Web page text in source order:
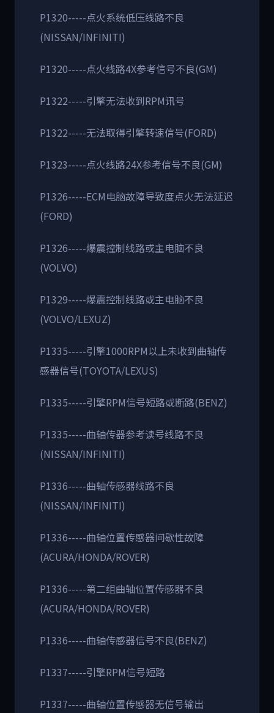
P1320-----点火系统低压线路不良
(NISSAN/INFINITI)
P1320-----点火线路4X参考信号不良(GM)
P1322-----引擎无法收到RPM讯号
P1322-----无法取得引擎转速信号(FORD)
P1323-----点火线路24X参考信号不良(GM)
P1326-----ECM电脑故障导致度点火无法延迟
(FORD)
P1326-----爆震控制线路或主电脑不良
(VOLVO)
P1329-----爆震控制线路或主电脑不良
(VOLVO/LEXUZ)
P1335-----引擎1000RPM以上未收到曲轴传
感器信号(TOYOTA/LEXUS)
P1335-----引擎RPM信号短路或断路(BENZ)
P1335-----曲轴传器参考读号线路不良
(NISSAN/INFINITI)
P1336-----曲轴传感器线路不良
(NISSAN/INFINITI)
P1336-----曲轴位置传感器间歇性故障
(ACURA/HONDA/ROVER)
P1336-----第二组曲轴位置传感器不良
(ACURA/HONDA/ROVER)
P1336-----曲轴传感器信号不良(BENZ)
P1337-----引擎RPM信号短路
P1337-----曲轴位置传感器无信号输出